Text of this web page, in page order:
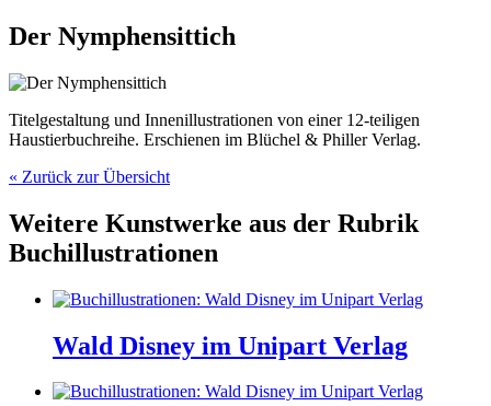
Der Nymphensittich
Titelgestaltung und Innenillustrationen von einer 12-teiligen
Haustierbuchreihe. Erschienen im Blüchel & Philler Verlag.
« Zurück zur Übersicht
Weitere Kunstwerke aus der Rubrik
Buchillustrationen
Wald Disney im Unipart Verlag